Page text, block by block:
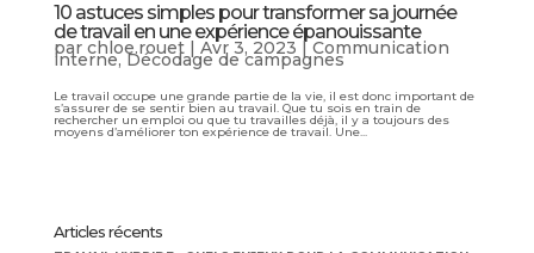
10 astuces simples pour transformer sa journée
de travail en une expérience épanouissante
par chloe.rouet| Avr 3, 2023 | Communication
interne,Décodage de campagnes
Le travail occupe une grande partie de la vie, il est donc important de
s’assurer de se sentir bien au travail. Que tu sois en train de
rechercher un emploi ou que tu travailles déjà, il y a toujours des
moyens d’améliorer ton expérience de travail. Une...
Articles récents